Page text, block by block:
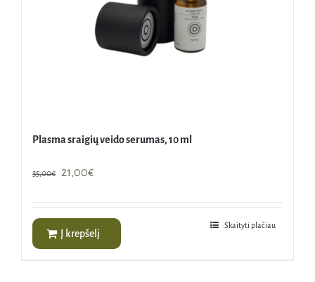
Plasma sraigių veido serumas, 10 ml
35,00€
Original
21,00€
21,00€.
Į krepšelį
Skaityti plačiau